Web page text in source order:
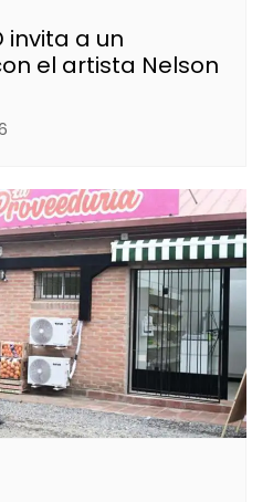
invita a un
el artista Nelson